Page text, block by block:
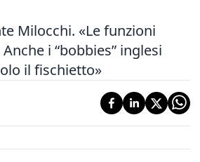
Milocchi. «Le funzioni
i “bobbies” inglesi
il fischietto»